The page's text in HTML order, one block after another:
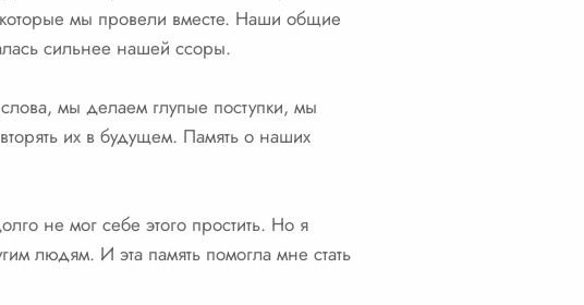
мы провели вместе. Наши общие
сильнее нашей ссоры.
мы делаем глупые поступки, мы
их в будущем. Память о наших
не мог себе этого простить. Но я
людям. И эта память помогла мне стать